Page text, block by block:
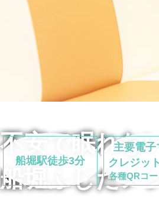
不安で眠れな
船堀ふじたメ
船堀駅徒歩3分
主要電子
クレジッ
各種QRコ